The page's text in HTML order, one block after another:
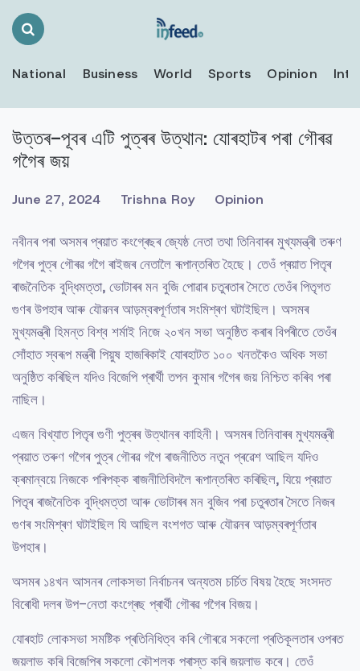
Search
National Business World Sports Opinion
উত্তৰ-পূবৰ এটি পুত্ৰৰ উত্থান: যোৰহাটৰ পৰা গৌৰৱ
গগৈৰ জয়
June 27, 2024 Trishna Roy Opinion
নবীনৰ পৰা অসমৰ প্ৰয়াত কংগ্ৰেছৰ জ্যেষ্ঠ নেতা তথা তিনিবাৰৰ মুখ্যমন্ত্ৰী তৰুণ
গগৈৰ পুত্ৰ গৌৰৱ গগৈ ৰাইজৰ নেতালৈ ৰূপান্তৰিত হৈছে। তেওঁ প্ৰয়াত পিতৃৰ
ৰাজনৈতিক বুদ্ধিমত্তা, ভোটাৰৰ মন বুজি পোৱাৰ চতুৰতাৰ সৈতে তেওঁৰ পিতৃগত
গুণৰ উপহাৰ আৰু যৌৱনৰ আড়ম্বৰপূৰ্ণতাৰ সংমিশ্ৰণ ঘটাইছিল। অসমৰ
মুখ্যমন্ত্ৰী হিমন্ত বিশ্ব শৰ্মাই নিজে ২০খন সভা অনুষ্ঠিত কৰাৰ বিপৰীতে তেওঁৰ
সোঁহাত স্বৰূপ মন্ত্ৰী পিয়ুষ হাজৰিকাই যোৰহাটত ১০০ খনতকৈও অধিক সভা
অনুষ্ঠিত কৰিছিল যদিও বিজেপি প্ৰাৰ্থী তপন কুমাৰ গগৈৰ জয় নিশ্চিত কৰিব পৰা
নাছিল।
এজন বিখ্যাত পিতৃৰ গুণী পুত্ৰৰ উত্থানৰ কাহিনী। অসমৰ তিনিবাৰৰ মুখ্যমন্ত্ৰী
প্ৰয়াত তৰুণ গগৈৰ পুত্ৰ গৌৰৱ গগৈ ৰাজনীতিত নতুন প্ৰৱেশ আছিল যদিও
ক্ৰমান্বয়ে নিজকে পৰিপক্ক ৰাজনীতিবিদলৈ ৰূপান্তৰিত কৰিছিল, যিয়ে প্ৰয়াত
পিতৃৰ ৰাজনৈতিক বুদ্ধিমত্তা আৰু ভোটাৰৰ মন বুজিব পৰা চতুৰতাৰ সৈতে নিজৰ
গুণৰ সংমিশ্ৰণ ঘটাইছিল যি আছিল বংশগত আৰু যৌৱনৰ আড়ম্বৰপূৰ্ণতাৰ
উপহাৰ।
অসমৰ ১৪খন আসনৰ লোকসভা নিৰ্বাচনৰ অন্যতম চৰ্চিত বিষয় হৈছে সংসদত
বিৰোধী দলৰ উপ-নেতা কংগ্ৰেছ প্ৰাৰ্থী গৌৰৱ গগৈৰ বিজয়।
যোৰহাট লোকসভা সমষ্টিক প্ৰতিনিধিত্ব কৰি গৌৰৱে সকলো প্ৰতিকূলতাৰ ওপৰত
জয়লাভ কৰি বিজেপিৰ সকলো কৌশলক পৰাস্ত কৰি জয়লাভ কৰে। তেওঁ